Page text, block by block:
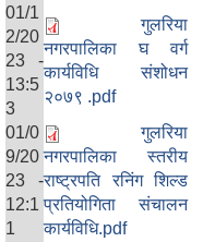
01/1
2/20
23 -
13:5
3
गुलरिया
नगरपालिका घ वर्ग
कार्यविधि संशोधन
२०७९ .pdf
01/0
9/20
23 -
12:1
1
गुलरिया
नगरपालिका स्तरीय
राष्ट्रपति रनिंग शिल्ड
प्रतियोगिता संचालन
कार्यविधि.pdf